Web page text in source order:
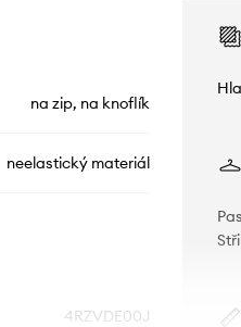
na zip, na knoflík
neelastický materiál
4RZVDE00J